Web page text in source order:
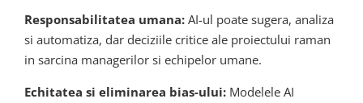
Responsabilitatea umana: AI-ul poate sugera, analiza
si automatiza, dar deciziile critice ale proiectului raman
in sarcina managerilor si echipelor umane.
Echitatea si eliminarea bias-ului: Modelele AI